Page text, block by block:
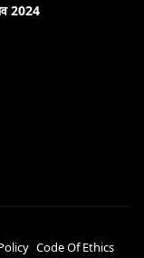
2024
Code Of Ethics